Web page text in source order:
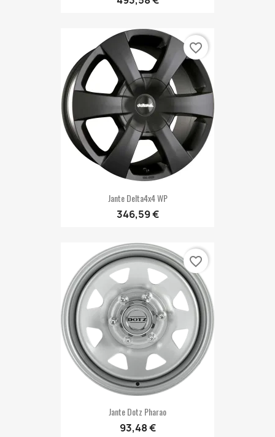
Jante Delta4x4 WP
346,59 €
favorite_border
Jante Dotz Pharao
93,48 €
favorite_border